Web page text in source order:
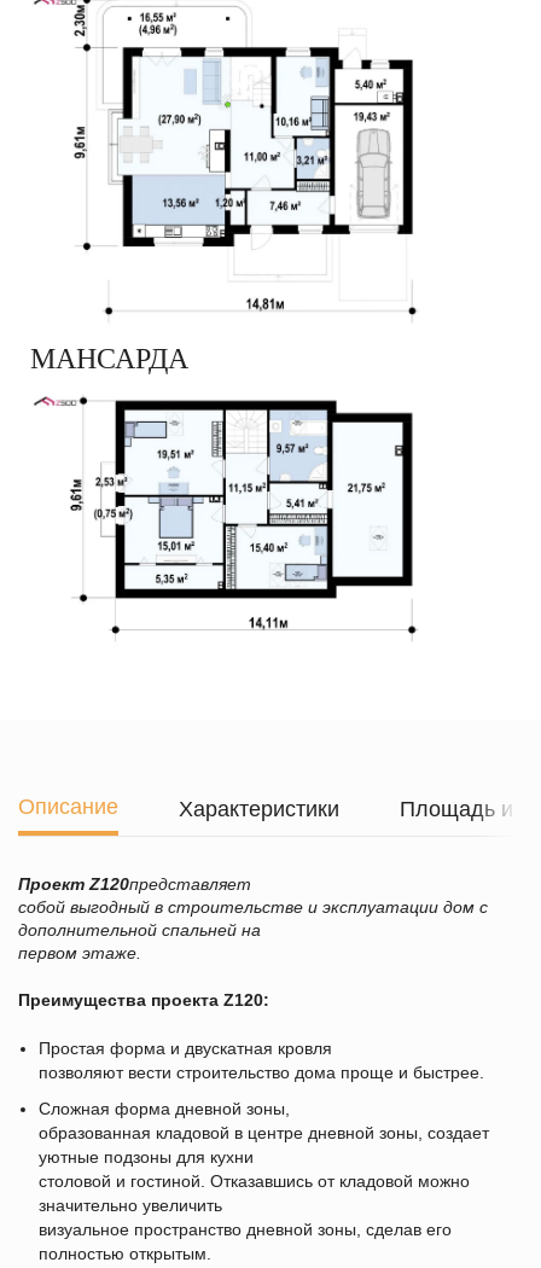
МАНСАРДА
Описание Характеристики Площадь и
ПроектZ120представляет
собой выгодный в строительстве и эксплуатации дом с
дополнительной спальней на
первом этаже.
Преимущества проектаZ120:
Простая форма и двускатная кровля
позволяют вести строительство дома проще и быстрее.
Сложная форма дневной зоны,
образованная кладовой в центре дневной зоны, создает
уютные подзоны для кухни
столовой и гостиной. Отказавшись от кладовой можно
значительно увеличить
визуальное пространство дневной зоны, сделав его
полностью открытым.